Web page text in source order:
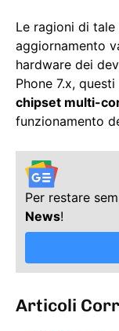
Le ragioni di
aggiornamento
hardware dei
Phone 7.x,
chipset multi-
funzionamento
Per restare
News!
Articoli